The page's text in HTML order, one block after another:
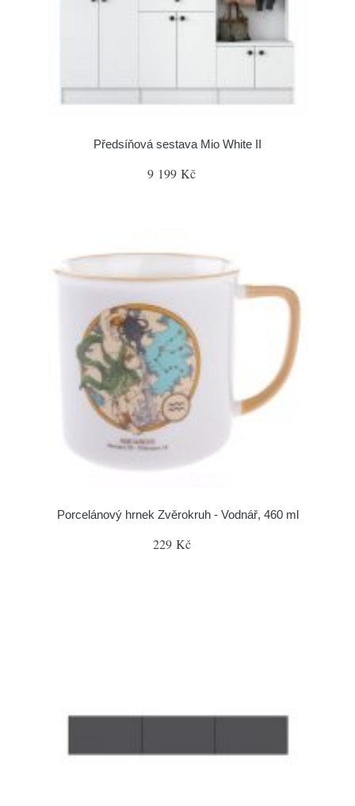
Předsíňová sestava Mio White II
9 199 Kč
Porcelánový hrnek Zvěrokruh - Vodnář, 460 ml
229 Kč